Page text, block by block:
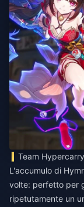
Team
L'accumulo di
volte: perfetto per
ripetutamente un